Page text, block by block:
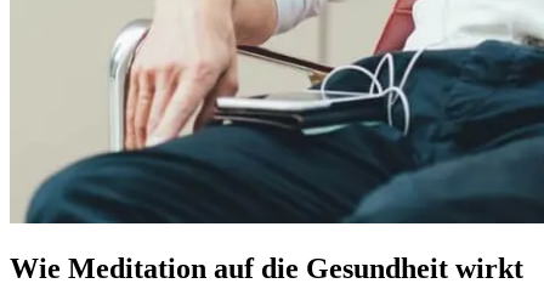
Wie Meditation auf die Gesundheit wirkt